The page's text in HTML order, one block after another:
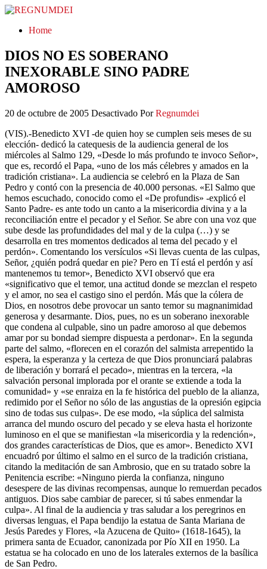
REGNUMDEI
Home
DIOS NO ES SOBERANO
INEXORABLE SINO PADRE
AMOROSO
20 de octubre de 2005 Desactivado Por Regnumdei
(VIS).-Benedicto XVI -de quien hoy se cumplen seis meses de su
elección- dedicó la catequesis de la audiencia general de los
miércoles al Salmo 129, «Desde lo más profundo te invoco Señor»,
que es, recordó el Papa, «uno de los más célebres y amados en la
tradición cristiana». La audiencia se celebró en la Plaza de San
Pedro y contó con la presencia de 40.000 personas. «El Salmo que
hemos escuchado, conocido como el «De profundis» -explicó el
Santo Padre- es ante todo un canto a la misericordia divina y a la
reconciliación entre el pecador y el Señor. Se abre con una voz que
sube desde las profundidades del mal y de la culpa (…) y se
desarrolla en tres momentos dedicados al tema del pecado y el
perdón». Comentando los versículos «Si llevas cuenta de las culpas,
Señor, ¿quién podrá quedar en pie? Pero en Tí está el perdón y así
mantenemos tu temor», Benedicto XVI observó que era
«significativo que el temor, una actitud donde se mezclan el respeto
y el amor, no sea el castigo sino el perdón. Más que la cólera de
Dios, en nosotros debe provocar un santo temor su magnanimidad
generosa y desarmante. Dios, pues, no es un soberano inexorable
que condena al culpable, sino un padre amoroso al que debemos
amar por su bondad siempre dispuesta a perdonar». En la segunda
parte del salmo, «florecen en el corazón del salmista arrepentido la
espera, la esperanza y la certeza de que Dios pronunciará palabras
de liberación y borrará el pecado», mientras en la tercera, «la
salvación personal implorada por el orante se extiende a toda la
comunidad» y «se enraiza en la fe histórica del pueblo de la alianza,
redimido por el Señor no sólo de las angustias de la opresión egipcia
sino de todas sus culpas». De ese modo, «la súplica del salmista
arranca del mundo oscuro del pecado y se eleva hasta el horizonte
luminoso en el que se manifiestan «la misericordia y la redención»,
dos grandes características de Dios, que es amor». Benedicto XVI
encuadró por último el salmo en el surco de la tradición cristiana,
citando la meditación de san Ambrosio, que en su tratado sobre la
Penitencia escribe: «Ninguno pierda la confianza, ninguno
desespere de las divinas recompensas, aunque lo remuerdan pecados
antiguos. Dios sabe cambiar de parecer, si tú sabes enmendar la
culpa». Al final de la audiencia y tras saludar a los peregrinos en
diversas lenguas, el Papa bendijo la estatua de Santa Mariana de
Jesús Paredes y Flores, «la Azucena de Quito» (1618-1645), la
primera santa de Ecuador, canonizada por Pío XII en 1950. La
estatua se ha colocado en uno de los laterales externos de la basílica
de San Pedro.